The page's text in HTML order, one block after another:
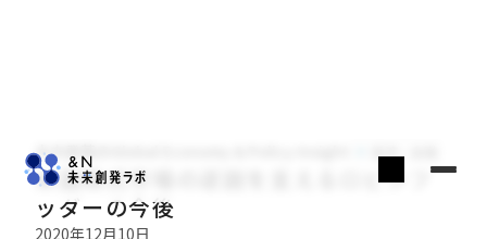
木内登英のGlobal Economy & Policy Insight
米国株式市場の逆説を支えるロビンフ
ッダーの今後
2020年12月10日